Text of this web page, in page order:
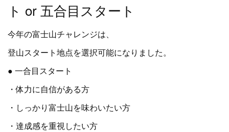
ト or 五合目スタート
今年の富士山チャレンジは、
登山スタート地点を選択可能になりました。
● 一合目スタート
・体力に自信がある方
・しっかり富士山を味わいたい方
・達成感を重視したい方